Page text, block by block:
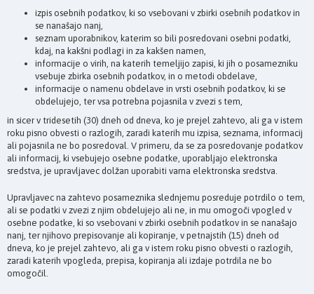
izpis osebnih podatkov, ki so vsebovani v zbirki osebnih podatkov in
se nanašajo nanj,
seznam uporabnikov, katerim so bili posredovani osebni podatki,
kdaj, na kakšni podlagi in za kakšen namen,
informacije o virih, na katerih temeljijo zapisi, ki jih o posamezniku
vsebuje zbirka osebnih podatkov, in o metodi obdelave,
informacije o namenu obdelave in vrsti osebnih podatkov, ki se
obdelujejo, ter vsa potrebna pojasnila v zvezi s tem,
in sicer v tridesetih (30) dneh od dneva, ko je prejel zahtevo, ali ga v istem
roku pisno obvesti o razlogih, zaradi katerih mu izpisa, seznama, informacij
ali pojasnila ne bo posredoval. V primeru, da se za posredovanje podatkov
ali informacij, ki vsebujejo osebne podatke, uporabljajo elektronska
sredstva, je upravljavec dolžan uporabiti varna elektronska sredstva.
Upravljavec na zahtevo posameznika slednjemu posreduje potrdilo o tem,
ali se podatki v zvezi z njim obdelujejo ali ne, in mu omogoči vpogled v
osebne podatke, ki so vsebovani v zbirki osebnih podatkov in se nanašajo
nanj, ter njihovo prepisovanje ali kopiranje, v petnajstih (15) dneh od
dneva, ko je prejel zahtevo, ali ga v istem roku pisno obvesti o razlogih,
zaradi katerih vpogleda, prepisa, kopiranja ali izdaje potrdila ne bo
omogočil.